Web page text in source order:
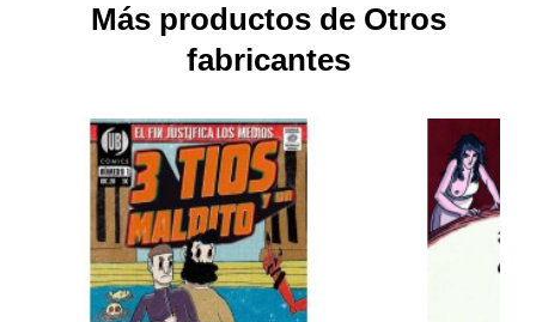
Más productos de Otros
fabricantes